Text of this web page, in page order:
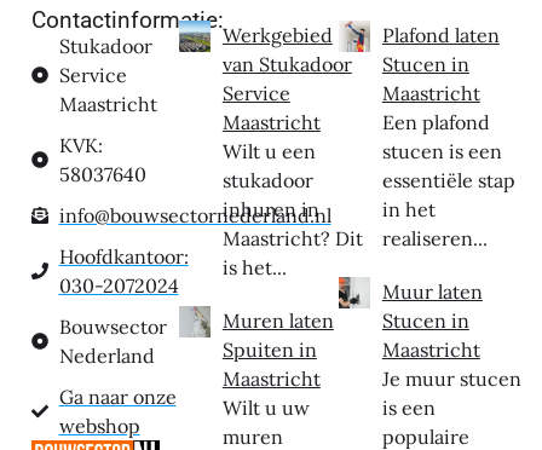
Contactinformatie:
Stukadoor
Service
Maastricht
KVK:
58037640
info@bouwsectornederland.nl
Hoofdkantoor:
030-2072024
Bouwsector
Nederland
Ga naar onze
webshop
Werkgebied
van Stukadoor
Service
Maastricht
Wilt u een
stukadoor
inhuren in
Maastricht? Dit
is het...
Muren laten
Spuiten in
Maastricht
Wilt u uw
muren
Plafond laten
Stucen in
Maastricht
Een plafond
stucen is een
essentiële stap
in het
realiseren...
Muur laten
Stucen in
Maastricht
Je muur stucen
is een
populaire